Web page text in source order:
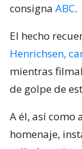
consigna ABC.
El hecho
Henrichsen,
mientras
de golpe de
A él, así como
homenaje,